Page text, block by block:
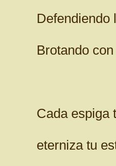
Defendiendo
Brotando
Cada espiga
eterniza tu